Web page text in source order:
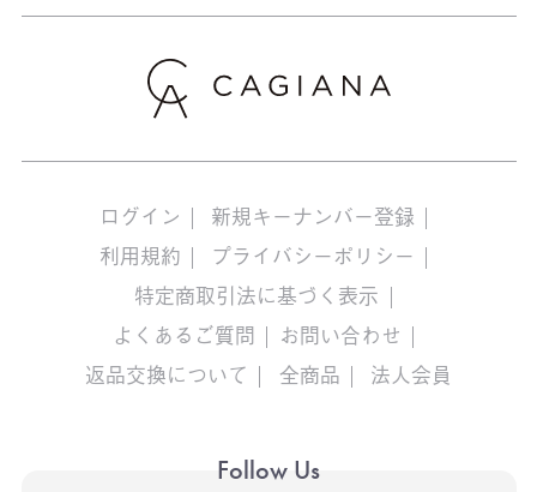
ログイン
新規キーナンバー登録
利用規約
プライバシーポリシー
特定商取引法に基づく表示
よくあるご質問
お問い合わせ
返品交換について
全商品 法人会員
Follow Us